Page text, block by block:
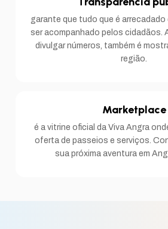
garante que tudo que é arrecadado
ser acompanhado pelos cidadãos.
divulgar números, também é
região.
Marketplace
é a vitrine oficial da Viva Angra
oferta de passeios e serviços.
sua próxima aventura em